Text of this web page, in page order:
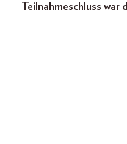
Teilnahmeschluss war